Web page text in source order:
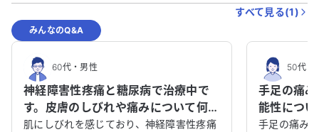
すべて見る(1)
みんなのQ&A
60代・男性
神経障害性疼痛と糖尿病で治療中で
す。皮膚のしびれや痛みについて何科
を受診すべきか教えてください。
肌にしびれを感じており、神経障害性疼痛
50代・
手足の痛
能性につ
ください。
手足の痛み